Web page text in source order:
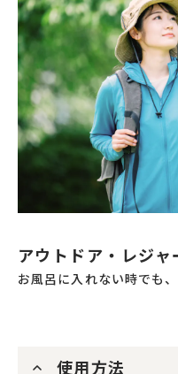
アウトドア・レジャ
お風呂に入れない時でも
使用方法